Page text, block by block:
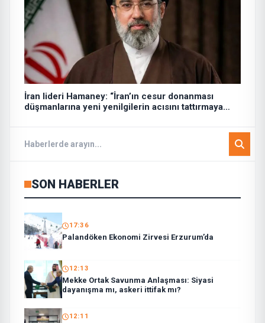
İran lideri Hamaney: “İran’ın cesur donanması
düşmanlarına yeni yenilgilerin acısını tattırmaya
SON HABERLER
17:36
Palandöken Ekonomi Zirvesi Erzurum’da
12:13
Mekke Ortak Savunma Anlaşması: Siyasi
dayanışma mı, askeri ittifak mı?
12:11